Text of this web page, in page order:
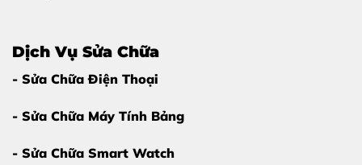
Dịch Vụ Sửa Chữa
- Sửa Chữa Điện Thoại
- Sửa Chữa Máy Tính Bảng
- Sửa Chữa Smart Watch